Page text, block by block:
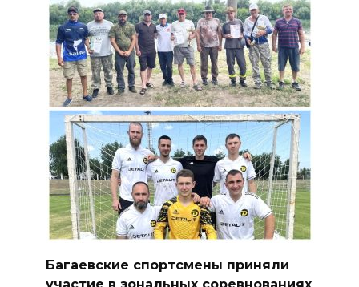
Багаевские спортсмены приняли
участие в зональных соревнованиях